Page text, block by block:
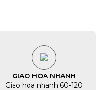
GIAO HOA NHANH
Giao hoa nhanh 60-120